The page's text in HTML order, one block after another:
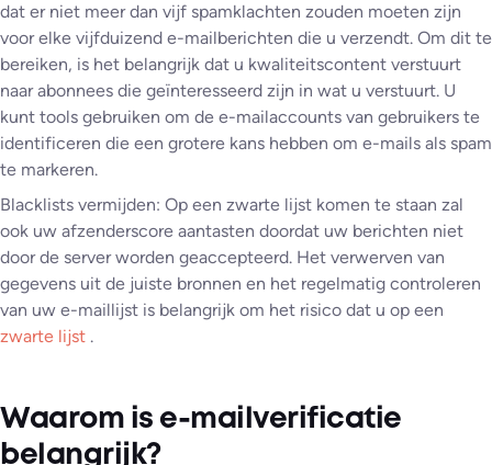
dat er niet meer dan vijf spamklachten zouden moeten zijn
voor elke vijfduizend e-mailberichten die u verzendt. Om dit te
bereiken, is het belangrijk dat u kwaliteitscontent verstuurt
naar abonnees die geïnteresseerd zijn in wat u verstuurt. U
kunt tools gebruiken om de e-mailaccounts van gebruikers te
identificeren die een grotere kans hebben om e-mails als spam
te markeren.
Blacklists vermijden: Op een zwarte lijst komen te staan zal
ook uw afzenderscore aantasten doordat uw berichten niet
door de server worden geaccepteerd. Het verwerven van
gegevens uit de juiste bronnen en het regelmatig controleren
van uw e-maillijst is belangrijk om het risico dat u op een
zwarte lijst .
Waarom is e-mailverificatie
belangrijk?